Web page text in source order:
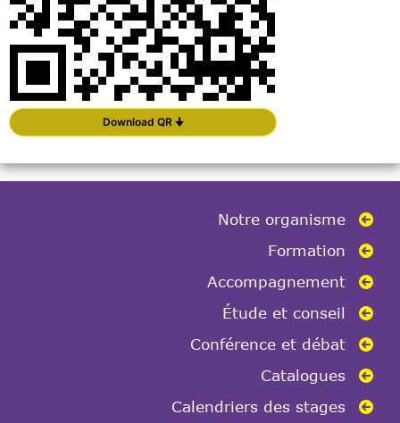
Download QR 🠋
Notre organisme
Formation
Accompagnement
Étude et conseil
Conférence et débat
Catalogues
Calendriers des stages